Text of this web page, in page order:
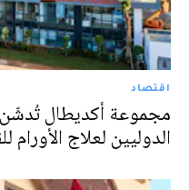
اقتصاد
مجموعة أكديطال تُدشّن
الدوليين لعلاج الأورام